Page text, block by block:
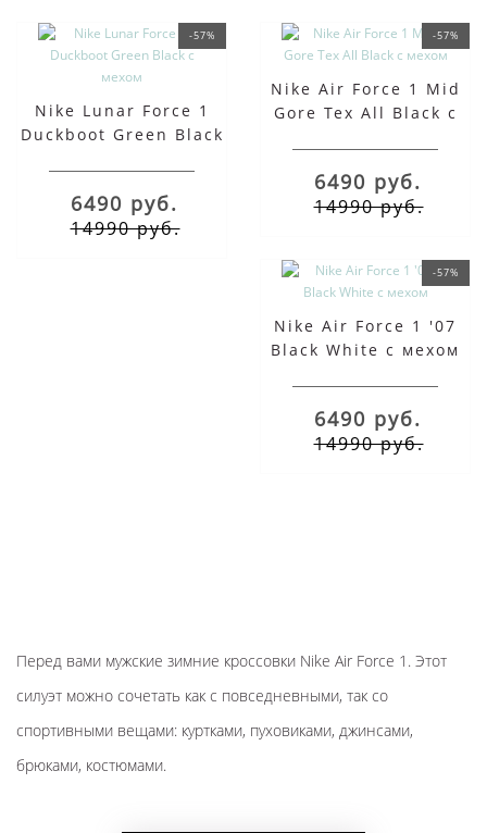
-57%
Nike Lunar Force 1
Duckboot Green Black
6490 руб.
14990 руб.
-57%
Nike Air Force 1 Mid
Gore Tex All Black с
6490 руб.
14990 руб.
-57%
Nike Air Force 1 '07
Black White с мехом
6490 руб.
14990 руб.
Перед вами мужские зимние кроссовки Nike Air Force 1 . Этот
силуэт можно сочетать как с повседневными, так со
спортивными вещами: куртками, пуховиками, джинсами,
брюками, костюмами.